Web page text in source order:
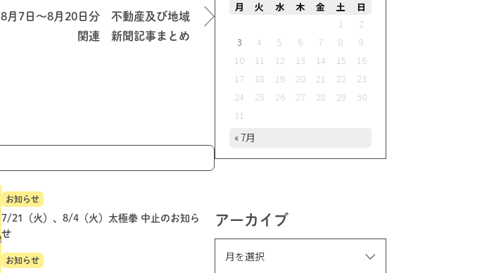
8月7日～8月20日分 不動産及び地域
関連 新聞記事まとめ
お知らせ
7/21（火）、8/4（火）太極拳 中止のお知ら
せ
お知らせ
月 火 水 木 金 土
日
1
2
3
4 5 6 7 8
9
10
11 12 13 14 15
16
17
18 19 20 21 22
23
24
25 26 27 28 29
30
31
« 7月
アーカイブ